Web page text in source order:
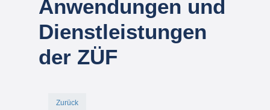
Anwendungen und
Dienstleistungen
der ZÜF
Zurück